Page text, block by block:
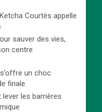
Courtès appelle
sauver des vies,
centre
un choc
finale
lever les barrières